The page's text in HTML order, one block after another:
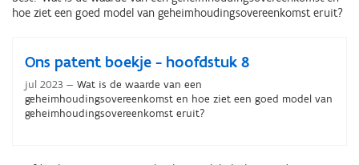
hoe ziet een goed model van geheimhoudingsovereenkomst eruit?
Ons patent boekje - hoofdstuk 8
jul 2023
Wat is de waarde van een
geheimhoudingsovereenkomst en hoe ziet een goed model van
geheimhoudingsovereenkomst eruit?